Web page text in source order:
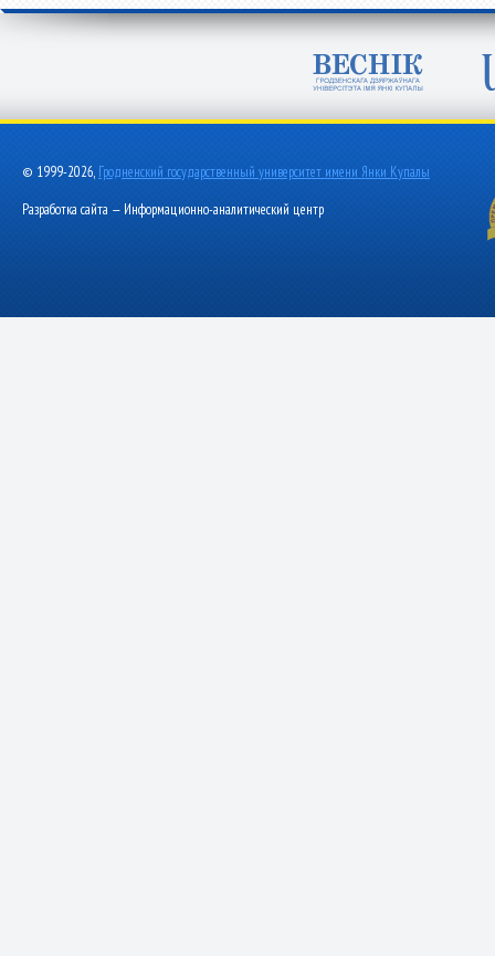
© 1999-2026, Гродненский государственный университет имени Янки Купалы
Разработка сайта — Информационно-аналитический центр